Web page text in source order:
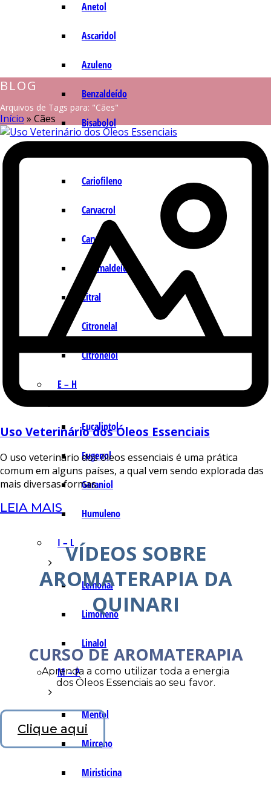
Anetol
Ascaridol
Azuleno
Benzaldeído
Bisabolol
Cariofileno
Carvacrol
Carvona
Cinamaldeído
Citral
Citronelal
Citronelol
E – H
Eucaliptol
Eugenol
Geraniol
Humuleno
I – L
Lemonal
Limoneno
Linalol
M – P
Mentol
Mirceno
Miristicina
BLOG
Arquivos de Tags para: "Cães"
Início » Cães
Uso Veterinário dos Óleos Essenciais
O uso veterinário dos óleos essenciais é uma prática
comum em alguns países, a qual vem sendo explorada das
mais diversas formas.
LEIA MAIS
VÍDEOS SOBRE
AROMATERAPIA DA
QUINARI
CURSO DE AROMATERAPIA
Aprenda a como utilizar toda a energia
dos Óleos Essenciais ao seu favor.
Clique aqui